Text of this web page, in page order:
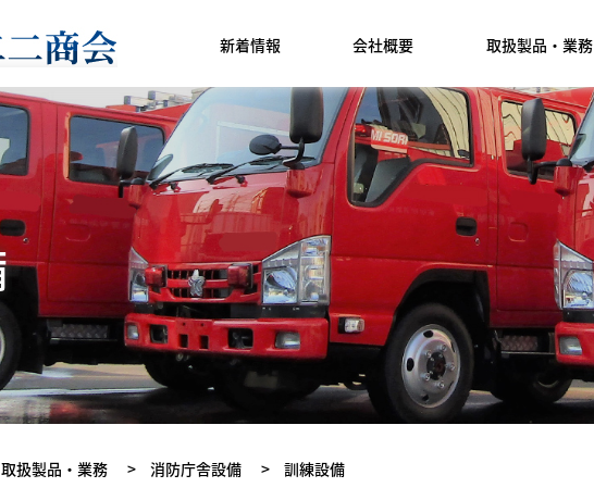
新着情報 会社概要 取扱製品・業務
取扱製品・業務 > 消防庁舎設備 > 訓練設備